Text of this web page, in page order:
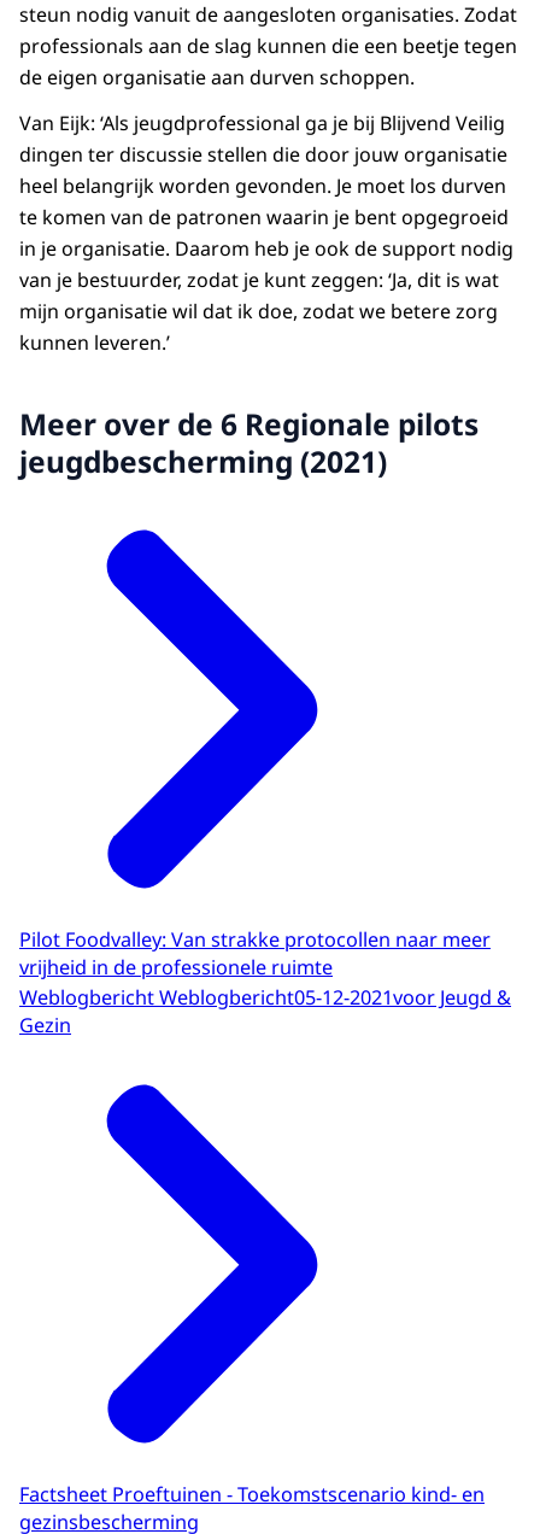
steun nodig vanuit de aangesloten organisaties. Zodat
professionals aan de slag kunnen die een beetje tegen
de eigen organisatie aan durven schoppen.
Van Eijk: ‘Als jeugdprofessional ga je bij Blijvend Veilig
dingen ter discussie stellen die door jouw organisatie
heel belangrijk worden gevonden. Je moet los durven
te komen van de patronen waarin je bent opgegroeid
in je organisatie. Daarom heb je ook de support nodig
van je bestuurder, zodat je kunt zeggen: ‘Ja, dit is wat
mijn organisatie wil dat ik doe, zodat we betere zorg
kunnen leveren.’
Meer over de 6 Regionale pilots
jeugdbescherming (2021)
Pilot Foodvalley: Van strakke protocollen naar meer
vrijheid in de professionele ruimte
Weblogbericht Weblogbericht05-12-2021voor Jeugd &
Gezin
Factsheet Proeftuinen - Toekomstscenario kind- en
gezinsbescherming